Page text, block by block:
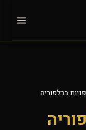
בבלפוריה